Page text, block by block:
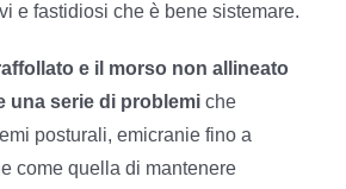
e fastidiosi che è bene sistemare.
e il morso non allineato
una serie di problemiche
posturali, emicranie fino a
come quella di mantenere